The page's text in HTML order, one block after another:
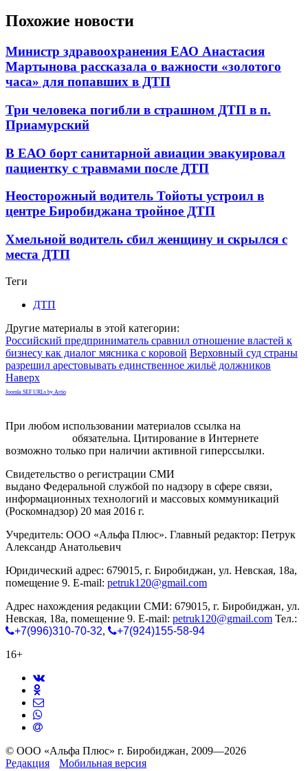
Похожие новости
Министр здравоохранения ЕАО Анастасия
Мартынова рассказала о важности «золотого
часа» для попавших в ДТП
Три человека погибли в страшном ДТП в п.
Приамурский
В ЕАО борт санитарной авиации эвакуировал
пациентку с травмами после ДТП
Неосторожный водитель Тойоты устроил в
центре Биробиджана тройное ДТП
Хмельной водитель сбил женщину и скрылся с
места ДТП
Теги
ДТП
Другие материалы в этой категории:
Российский предприниматель сравнил отношение властей к
бизнесу как диалог мясника с коровой Верховный суд страны
разрешил арестовывать единственное жильё должников
Наверх
Joomla SEF URLs by Artio
При любом использовании материалов ссылка на
обязательна. Цитирование в Интернете
возможно только при наличии активной гиперссылки.
Свидетельство о регистрации СМИ
выдано Федеральной службой по надзору в сфере связи,
информационных технологий и массовых коммуникаций
(Роскомнадзор) 20 мая 2016 г.
Учредитель: ООО «Альфа Плюс». Главный редактор: Петрук
Александр Анатольевич
Юридический адрес: 679015, г. Биробиджан, ул. Невская, 18а,
помещение 9. E-mail: petruk120@gmail.com
Адрес нахождения редакции СМИ: 679015, г. Биробиджан, ул.
Невская, 18а, помещение 9. E-mail: petruk120@gmail.com Тел.:
+7(996)310-70-32,
+7(924)155-58-94
16+
© ООО «Альфа Плюс» г. Биробиджан, 2009—2026
Редакция
Мобильная версия